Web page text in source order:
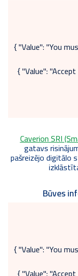
{ "Value": "You
{ "Value":
Caverion SRI
gatavs
pašreizējo digitālo
Būves
{ "Value": "You